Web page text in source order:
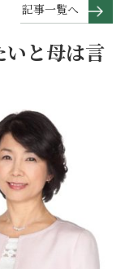
記事一覧へ
いと母は言